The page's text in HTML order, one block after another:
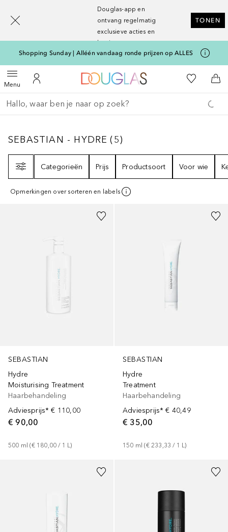
Douglas-app en
ontvang regelmatig
exclusieve acties en
kortingen
TONEN
Shopping Sunday | Alléén vandaag ronde prijzen op ALLES
MenuOpen menuNaar Mijn Account
Naar Douglas Home
Naar Mijn
Ga terug
Zoekopdracht uitvoeren
SEBASTIAN - HYDRE5
SEBASTIAN - HYDRE (5)
Categorieën
Prijs Productsoort Voor wie
Opmerkingen over sorteren en labels
SEBASTIAN
Hydre
Moisturising Treatment
Haarbehandeling
Adviesprijs* € 110,00
€ 90,00
500 ml (€ 180,00 / 1 L)
SEBASTIAN
Hydre
Treatment
Haarbehandeling
Adviesprijs* € 40,49
€ 35,00
150 ml (€ 233,33 / 1 L)
[navigation.slideout.screenreader]